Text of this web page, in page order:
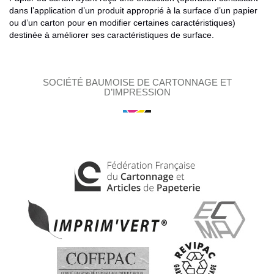
dans l’application d’un produit approprié à la surface d’un papier
ou d’un carton pour en modifier certaines caractéristiques)
destinée à améliorer ses caractéristiques de surface.
SOCIÉTÉ BAUMOISE DE CARTONNAGE ET
D’IMPRESSION